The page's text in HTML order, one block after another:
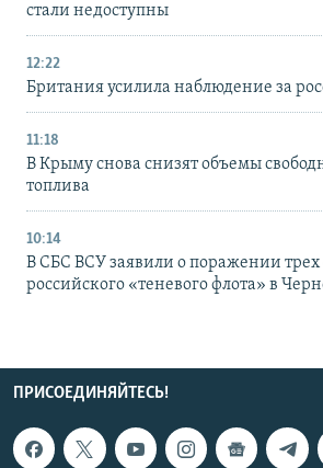
стали недоступны
12:22
Британия усилила наблюдение за
11:18
В Крыму снова снизят объемы
топлива
10:14
В СБС ВСУ заявили о поражении трех
российского «теневого флота» в
ПРИСОЕДИНЯЙТЕСЬ!